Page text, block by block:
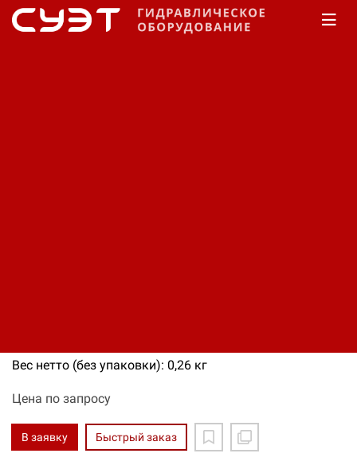
Вес нетто (без упаковки): 0,26 кг
Цена по запросу
В заявку Быстрый заказ